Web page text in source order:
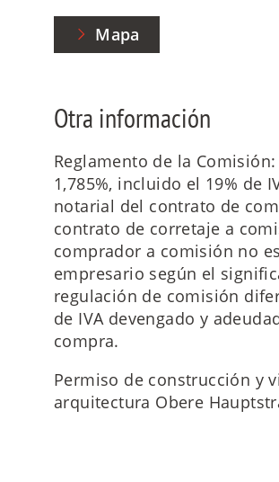
Mapa
Otra información
Reglamento de la
1,785%, incluido el 19% de
notarial del contrato de
contrato de corretaje a
comprador a comisión no
empresario según el
regulación de comisión
de IVA devengado y
compra.
Permiso de construcción y
arquitectura Obere